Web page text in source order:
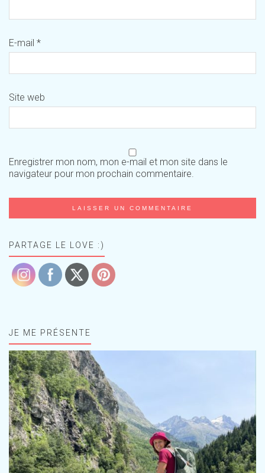
E-mail *
Site web
Enregistrer mon nom, mon e-mail et mon site dans le
navigateur pour mon prochain commentaire.
PARTAGE LE LOVE :)
JE ME PRÉSENTE